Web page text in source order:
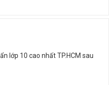
lớp 10 cao nhất TP.HCM sau